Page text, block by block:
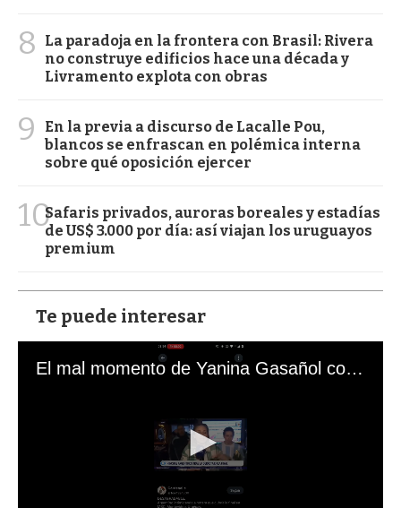
8
La paradoja en la frontera con Brasil: Rivera
no construye edificios hace una década y
Livramento explota con obras
9
En la previa a discurso de Lacalle Pou,
blancos se enfrascan en polémica interna
sobre qué oposición ejercer
10Safaris privados, auroras boreales y estadías
de US$ 3.000 por día: así viajan los uruguayos
premium
Te puede interesar
El mal momento de Yanina Gasañol con un hincha argentino en "Subrayado"